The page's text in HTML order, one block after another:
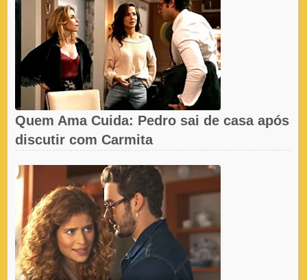
Quem Ama Cuida: Pedro sai de casa após
discutir com Carmita